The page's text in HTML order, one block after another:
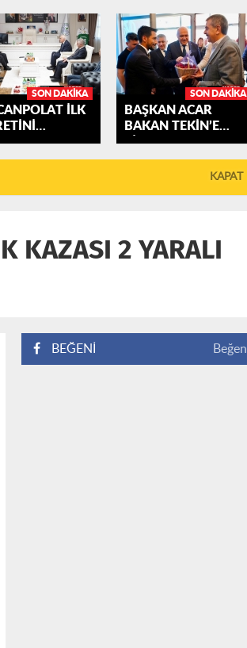
SON DAKIKA
İLK
SON DAKIKA
BAŞKAN ACAR
BAKAN TEKİN’E
ÇİLEK...
KAPAT
KAZASI 2 YARALI
BEĞENİ Beğen